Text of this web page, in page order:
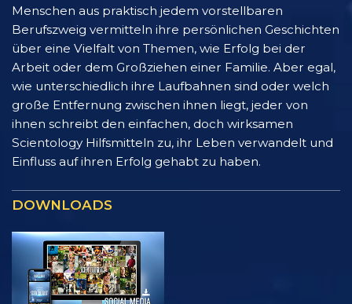
Menschen aus praktisch jedem vorstellbaren
Berufszweig vermitteln ihre persönlichen Geschichten
über eine Vielfalt von Themen, wie Erfolg bei der
Arbeit oder dem Großziehen einer Familie. Aber egal,
wie unterschiedlich ihre Laufbahnen sind oder welch
große Entfernung zwischen ihnen liegt, jeder von
ihnen schreibt den einfachen, doch wirksamen
Scientology Hilfsmitteln zu, ihr Leben verwandelt und
Einfluss auf ihren Erfolg gehabt zu haben.
DOWNLOADS